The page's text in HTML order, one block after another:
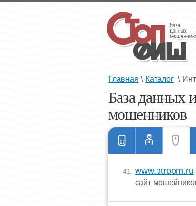
Главная \ Каталог \
База данных
мошенников
41 www.btroom.ru
сайт